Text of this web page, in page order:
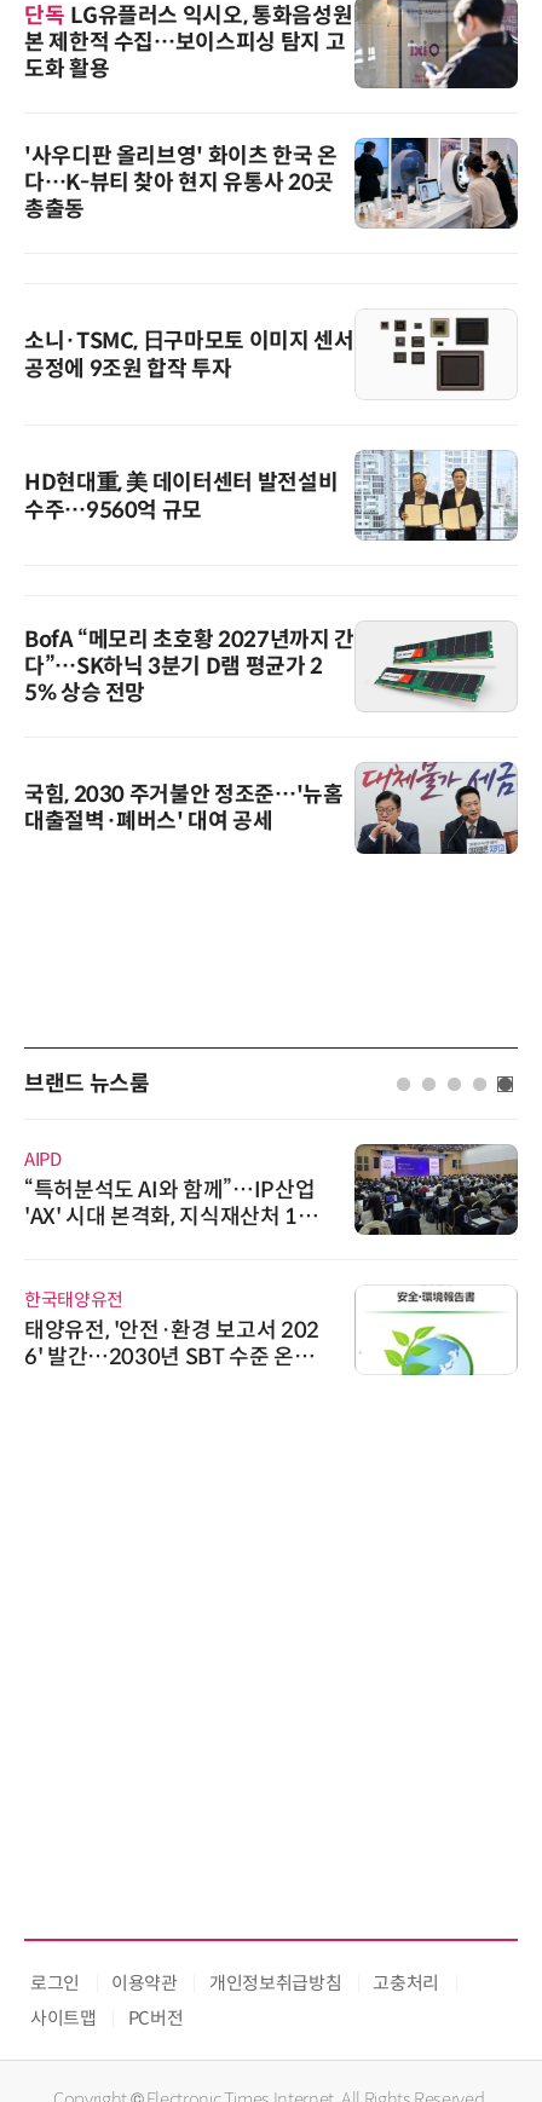
단독 LG유플러스 익시오, 통화음성원
본 제한적 수집…보이스피싱 탐지 고
도화 활용
'사우디판 올리브영' 화이츠 한국 온
다…K-뷰티 찾아 현지 유통사 20곳
총출동
소니·TSMC, 日구마모토 이미지 센서
공정에 9조원 합작 투자
HD현대重, 美 데이터센터 발전설비
수주…9560억 규모
BofA “메모리 초호황 2027년까지 간
다”…SK하닉 3분기 D램 평균가 2
5% 상승 전망
국힘, 2030 주거불안 정조준…'뉴홈
대출절벽·폐버스' 대여 공세
브랜드 뉴스룸
AIPD
“특허분석도 AI와 함께”…IP산업
'AX' 시대 본격화, 지식재산처 1호
한국태양유전
태양유전, '안전·환경 보고서 202
6' 발간…2030년 SBT 수준 온실
로그인 이용약관 개인정보취급방침
고충처리
사이트맵
PC버전